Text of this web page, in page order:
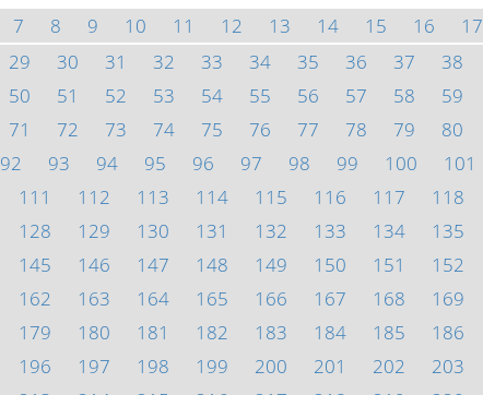
7 8 9 10 11 12 13 14 15 16 17
29 30 31 32 33 34 35 36 37 38
50 51 52 53 54 55 56 57 58 59
71 72 73 74 75 76 77 78 79 80
92 93 94 95 96 97 98 99 100 101
111 112 113 114 115 116 117 118
128 129 130 131 132 133 134 135
145 146 147 148 149 150 151 152
162 163 164 165 166 167 168 169
179 180 181 182 183 184 185 186
196 197 198 199 200 201 202 203